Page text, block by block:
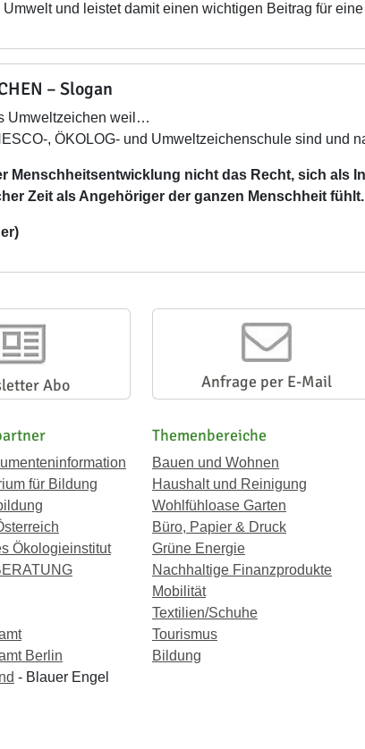
Umwelt und leistet damit einen wichtigen Beitrag für
– Slogan
Umweltzeichen weil…
, ÖKOLOG- und Umweltzeichenschule sind und
Menschheitsentwicklung nicht das Recht, sich als
Zeit als Angehöriger der ganzen Menschheit fühlt.
Abo Anfrage per E-Mail
für Bildung
Ökologieinstitut
Berlin
- Blauer Engel
Themenbereiche
Bauen und Wohnen
Haushalt und Reinigung
Wohlfühloase Garten
Büro, Papier & Druck
Grüne Energie
Nachhaltige Finanzprodukte
Mobilität
Textilien/Schuhe
Tourismus
Bildung